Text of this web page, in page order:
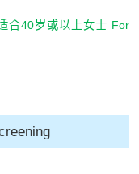
适合40岁或以上女士 For